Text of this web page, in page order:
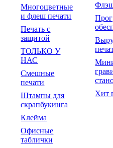
Многоцветные
и флеш печати
Печать с
защитой
ТОЛЬКО У
НАС
Смешные
печати
Штампы для
скрапбукинга
Клейма
Офисные
таблички
Хит